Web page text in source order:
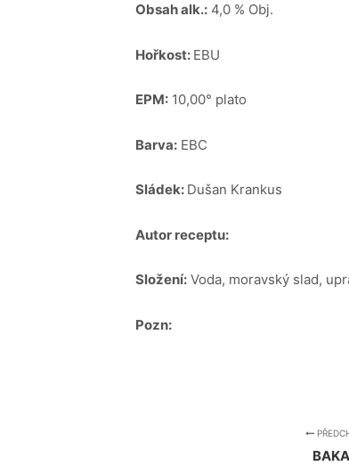
Obsah alk.: 4,0 % Obj.
Hořkost: EBU
EPM: 10,00° plato
Barva: EBC
Sládek: Dušan Krankus
Autor receptu:
Složení: Voda, moravský slad,
Pozn: